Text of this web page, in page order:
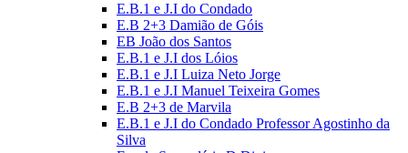
E.B.1 e J.I do Condado
E.B 2+3 Damião de Góis
EB João dos Santos
E.B.1 e J.I dos Lóios
E.B.1 e J.I Luiza Neto Jorge
E.B.1 e J.I Manuel Teixeira Gomes
E.B 2+3 de Marvila
E.B.1 e J.I do Condado Professor Agostinho da
Silva